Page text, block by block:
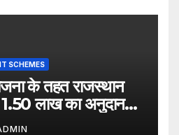
SCHEMES
के तहत राजस्थान
लाख का अनुदान